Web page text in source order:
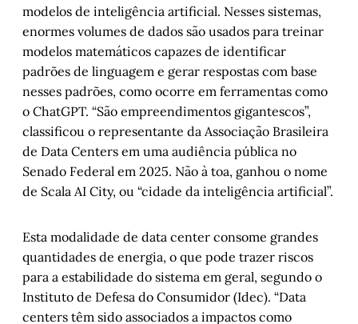
modelos de inteligência artificial. Nesses sistemas,
enormes volumes de dados são usados para treinar
modelos matemáticos capazes de identificar
padrões de linguagem e gerar respostas com base
nesses padrões, como ocorre em ferramentas como
o ChatGPT. “São empreendimentos gigantescos”,
classificou o representante da Associação Brasileira
de Data Centers em uma audiência pública no
Senado Federal em 2025. Não à toa, ganhou o nome
de Scala AI City, ou “cidade da inteligência artificial”.
Esta modalidade de data center consome grandes
quantidades de energia, o que pode trazer riscos
para a estabilidade do sistema em geral, segundo o
Instituto de Defesa do Consumidor (Idec). “Data
centers têm sido associados a impactos como